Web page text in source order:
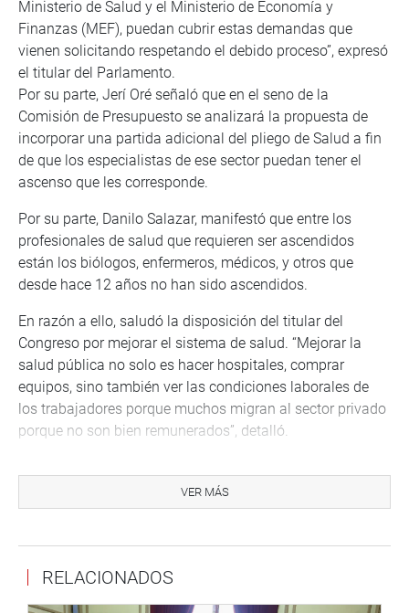
Ministerio de Salud y el Ministerio de Economía y
Finanzas (MEF), puedan cubrir estas demandas que
vienen solicitando respetando el debido proceso”, expresó
el titular del Parlamento.
Por su parte, Jerí Oré señaló que en el seno de la
Comisión de Presupuesto se analizará la propuesta de
incorporar una partida adicional del pliego de Salud a fin
de que los especialistas de ese sector puedan tener el
ascenso que les corresponde.
Por su parte, Danilo Salazar, manifestó que entre los
profesionales de salud que requieren ser ascendidos
están los biólogos, enfermeros, médicos, y otros que
desde hace 12 años no han sido ascendidos.
En razón a ello, saludó la disposición del titular del
Congreso por mejorar el sistema de salud. “Mejorar la
salud pública no solo es hacer hospitales, comprar
equipos, sino también ver las condiciones laborales de
los trabajadores porque muchos migran al sector privado
porque no son bien remunerados”, detalló.
Seguidamente, el titular del Parlamento se reunió con
de Trabajadores administrativos del sector salud, quien
solicitó poner en agenda del Pleno el proyecto para el
nombramiento del personal administrativo de ese sector.
VER MÁS
RELACIONADOS